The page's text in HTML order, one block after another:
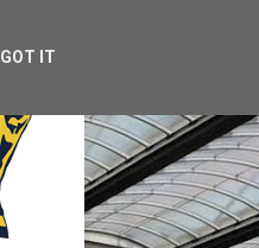
GOT IT